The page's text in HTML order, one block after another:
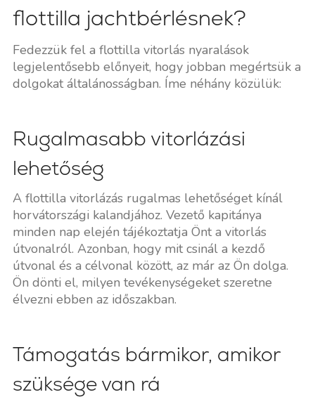
flottilla jachtbérlésnek?
Fedezzük fel a flottilla vitorlás nyaralások
legjelentősebb előnyeit, hogy jobban megértsük a
dolgokat általánosságban. Íme néhány közülük:
Rugalmasabb vitorlázási
lehetőség
A flottilla vitorlázás rugalmas lehetőséget kínál
horvátországi kalandjához. Vezető kapitánya
minden nap elején tájékoztatja Önt a vitorlás
útvonalról. Azonban, hogy mit csinál a kezdő
útvonal és a célvonal között, az már az Ön dolga.
Ön dönti el, milyen tevékenységeket szeretne
élvezni ebben az időszakban.
Támogatás bármikor, amikor
szüksége van rá